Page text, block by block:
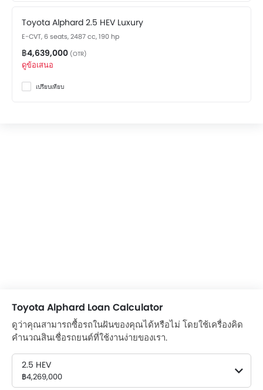
Toyota Alphard 2.5 HEV Luxury
E-CVT, 6 seats, 2487 cc, 190 hp
฿4,639,000 (OTR)
ดูข้อเสนอ
เปรียบเทียบ
Toyota Alphard Loan Calculator
ดูว่าคุณสามารถซื้อรถในฝันของคุณได้หรือไม่ โดยใช้เครื่องคิด
คำนวณสินเชื่อรถยนต์ที่ใช้งานง่ายของเรา.
2.5 HEV
฿4,269,000